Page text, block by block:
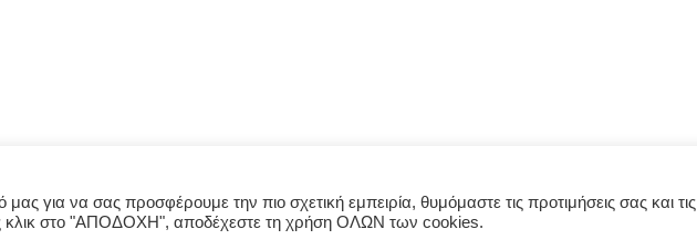
για να σας προσφέρουμε την πιο σχετική εμπειρία, θυμόμαστε τις προτιμήσεις σας και τις
κλικ στο "ΑΠΟΔΟΧΗ", αποδέχεστε τη χρήση ΟΛΩΝ των cookies.